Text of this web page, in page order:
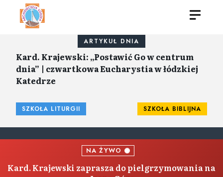
ARTYKUŁ DNIA
Kard. Krajewski: „Postawić Go w centrum
dnia” | czwartkowa Eucharystia w łódzkiej
Katedrze
SZKOŁA LITURGII SZKOŁA BIBLIJNA
NA ŻYWO
Kard. Krajewski zaprasza do pielgrzymowania na